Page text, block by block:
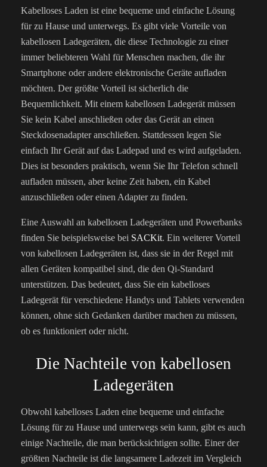
Kabelloses Laden ist eine bequeme und einfache Lösung
für zu Hause und unterwegs. Es gibt viele Vorteile von
kabellosen Ladegeräten, die diese Technologie zu einer
immer beliebteren Wahl für Menschen machen, die ihr
Smartphone oder andere elektronische Geräte aufladen
möchten. Der größte Vorteil ist sicherlich die
Bequemlichkeit. Mit einem kabellosen Ladegerät müssen
Sie kein Kabel anschließen oder das Gerät an einen
Steckdosenadapter anschließen. Stattdessen legen Sie
einfach Ihr Gerät auf das Ladepad und es wird aufgeladen.
Dies ist besonders praktisch, wenn Sie Ihr Telefon schnell
aufladen müssen, aber keine Zeit haben, ein Kabel
anzuschließen oder einen Adapter zu finden.
Eine Auswahl an kabellosen Ladegeräten und Powerbanks
finden Sie beispielsweise bei SACKit. Ein weiterer Vorteil
von kabellosen Ladegeräten ist, dass sie in der Regel mit
allen Geräten kompatibel sind, die den Qi-Standard
unterstützen. Das bedeutet, dass Sie ein kabelloses
Ladegerät für verschiedene Handys und Tablets verwenden
können, ohne sich Gedanken darüber machen zu müssen,
ob es funktioniert oder nicht.
Die Nachteile von kabellosen
Ladegeräten
Obwohl kabelloses Laden eine bequeme und einfache
Lösung für zu Hause und unterwegs sein kann, gibt es auch
einige Nachteile, die man berücksichtigen sollte. Einer der
größten Nachteile ist die langsamere Ladezeit im Vergleich